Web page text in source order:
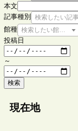
本文
記事種別
検索したい記
館種 検索したい館種を選
投稿日
～
検索
現在地